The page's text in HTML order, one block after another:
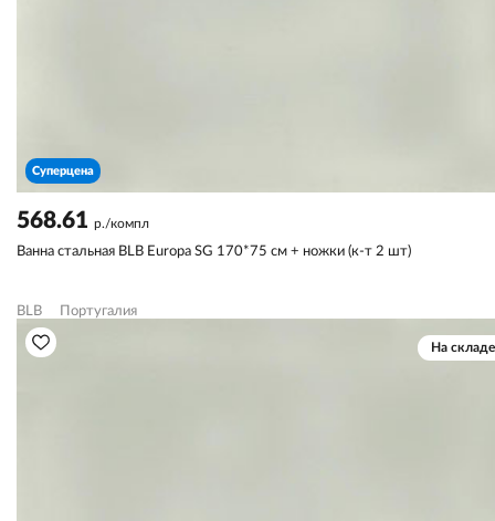
Суперцена
568.61 р./компл
Ванна стальная BLB Europa SG 170*75 см + ножки (к-т 2 шт)
BLB Португалия
На складе